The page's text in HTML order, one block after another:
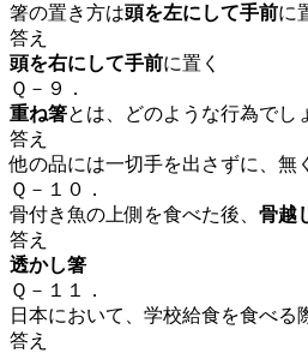
箸の置き方は頭を左にして手前に
答え
頭を右にして手前に置く
Ｑ－９．
重ね箸とは、どのような行為でし
答え
他の品には一切手を出さずに、無
Ｑ－１０．
骨付き魚の上側を食べた後、 骨越
答え
透かし箸
Ｑ－１１．
日本において、 学校給食を食べる
答え